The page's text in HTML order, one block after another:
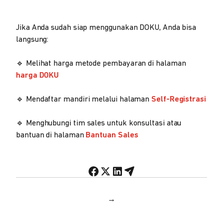
Jika Anda sudah siap menggunakan DOKU, Anda bisa
langsung:
🔹 Melihat harga metode pembayaran di halaman
harga DOKU
🔹 Mendaftar mandiri melalui halaman Self-Registrasi
🔹 Menghubungi tim sales untuk konsultasi atau
bantuan di halaman Bantuan Sales
→